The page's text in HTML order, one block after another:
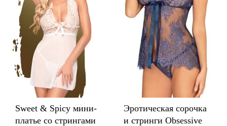
Sweet & Spicy мини-
платье со стрингами
Эротическая сорочка
и стринги Obsessive